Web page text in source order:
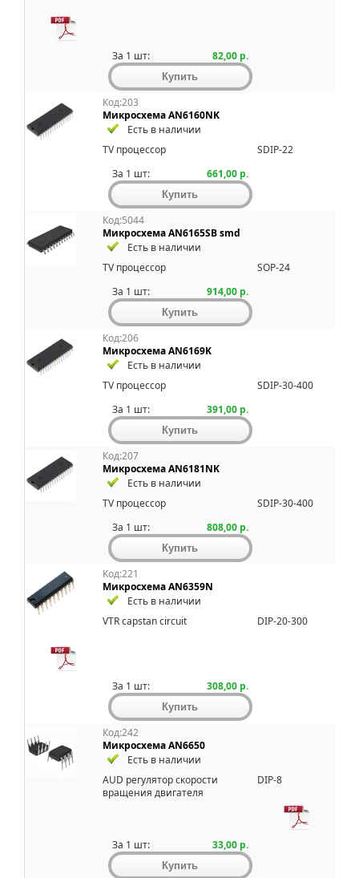
За 1 шт: 82,00 р.
Код:203
Микросхема AN6160NK
Есть в наличии
TV процессор
SDIP-22
За 1 шт:
661,00 р.
Код:5044
Микросхема AN6165SB smd
Есть в наличии
TV процессор
SOP-24
За 1 шт:
914,00 р.
Код:206
Микросхема AN6169K
Есть в наличии
TV процессор
SDIP-30-400
За 1 шт:
391,00 р.
Код:207
Микросхема AN6181NK
Есть в наличии
TV процессор
SDIP-30-400
За 1 шт:
808,00 р.
Код:221
Микросхема AN6359N
Есть в наличии
VTR capstan circuit
DIP-20-300
За 1 шт: 308,00 р.
Код:242
Микросхема AN6650
Есть в наличии
AUD pегулятоp скоpости
вpащения двигателя
DIP-8
За 1 шт: 33,00 р.